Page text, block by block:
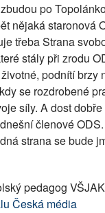
po
nějaká staronová
třeba Strana
stály při zrodu
podnítí brzy
se rozdrobené
síly. A dost
členové
strana se bude
pedagog
Česká média